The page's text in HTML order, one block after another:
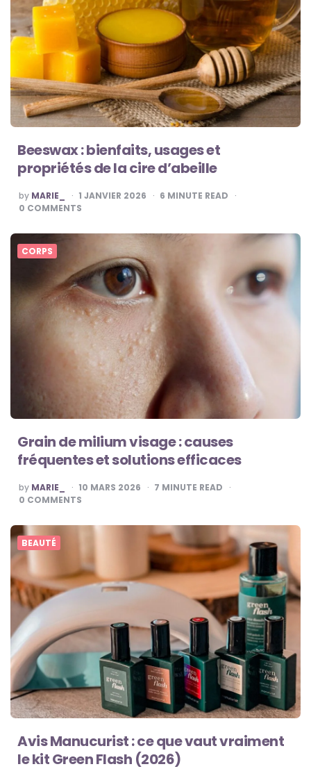
Beeswax : bienfaits, usages et
propriétés de la cire d’abeille
POSTED
BY
by MARIE_ 1 JANVIER 2026 6 MINUTE READ
0 COMMENTS
CORPS
Grain de milium visage : causes
fréquentes et solutions efficaces
POSTED
BY
by MARIE_ 10 MARS 2026 7 MINUTE READ
0 COMMENTS
BEAUTÉ
Avis Manucurist : ce que vaut vraiment
le kit Green Flash (2026)